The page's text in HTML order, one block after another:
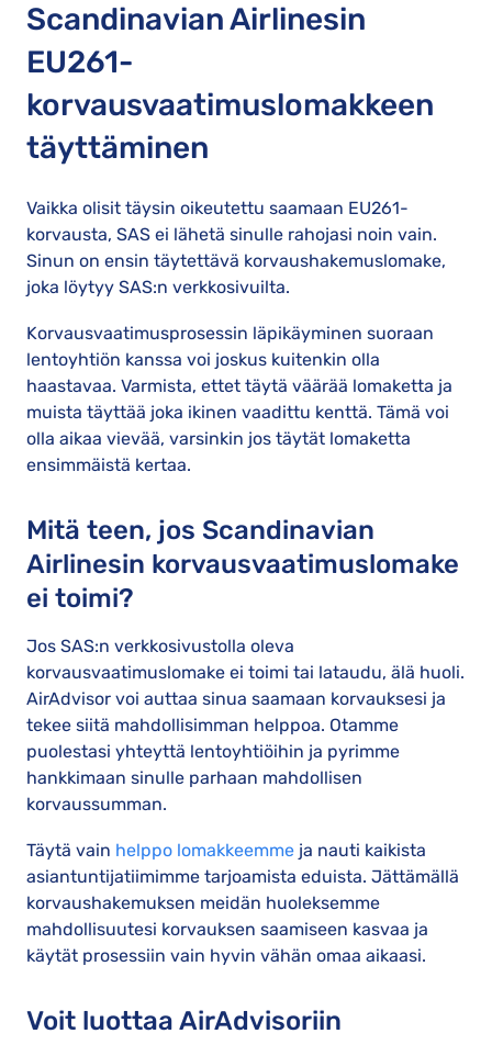
Scandinavian Airlinesin
EU261-
korvausvaatimuslomakkeen
täyttäminen
Vaikka olisit täysin oikeutettu saamaan EU261-
korvausta, SAS ei lähetä sinulle rahojasi noin vain.
Sinun on ensin täytettävä korvaushakemuslomake,
joka löytyy SAS:n verkkosivuilta.
Korvausvaatimusprosessin läpikäyminen suoraan
lentoyhtiön kanssa voi joskus kuitenkin olla
haastavaa. Varmista, ettet täytä väärää lomaketta ja
muista täyttää joka ikinen vaadittu kenttä. Tämä voi
olla aikaa vievää, varsinkin jos täytät lomaketta
ensimmäistä kertaa.
Mitä teen, jos Scandinavian
Airlinesin korvausvaatimuslomake
ei toimi?
Jos SAS:n verkkosivustolla oleva
korvausvaatimuslomake ei toimi tai lataudu, älä huoli.
AirAdvisor voi auttaa sinua saamaan korvauksesi ja
tekee siitä mahdollisimman helppoa. Otamme
puolestasi yhteyttä lentoyhtiöihin ja pyrimme
hankkimaan sinulle parhaan mahdollisen
korvaussumman.
Täytä vain helppo lomakkeemme ja nauti kaikista
asiantuntijatiimimme tarjoamista eduista. Jättämällä
korvaushakemuksen meidän huoleksemme
mahdollisuutesi korvauksen saamiseen kasvaa ja
käytät prosessiin vain hyvin vähän omaa aikaasi.
Voit luottaa AirAdvisoriin